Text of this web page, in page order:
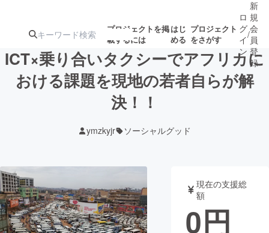
プロジェクトを掲
載するには
はじ
める
プロジェクト
をさがす
注目の新着プロ
募集終了が近いプ
テクノロジー・ガジェット
映像・映画 書籍・雑誌
ロ
グ
イ
ン
/
新
規
会
員
登
録
ICT×乗り合いタクシーでアフリカに
おける課題を現地の若者自らが解
決！！
ymzkyjr ソーシャルグッド
現在の支援総
額
0円